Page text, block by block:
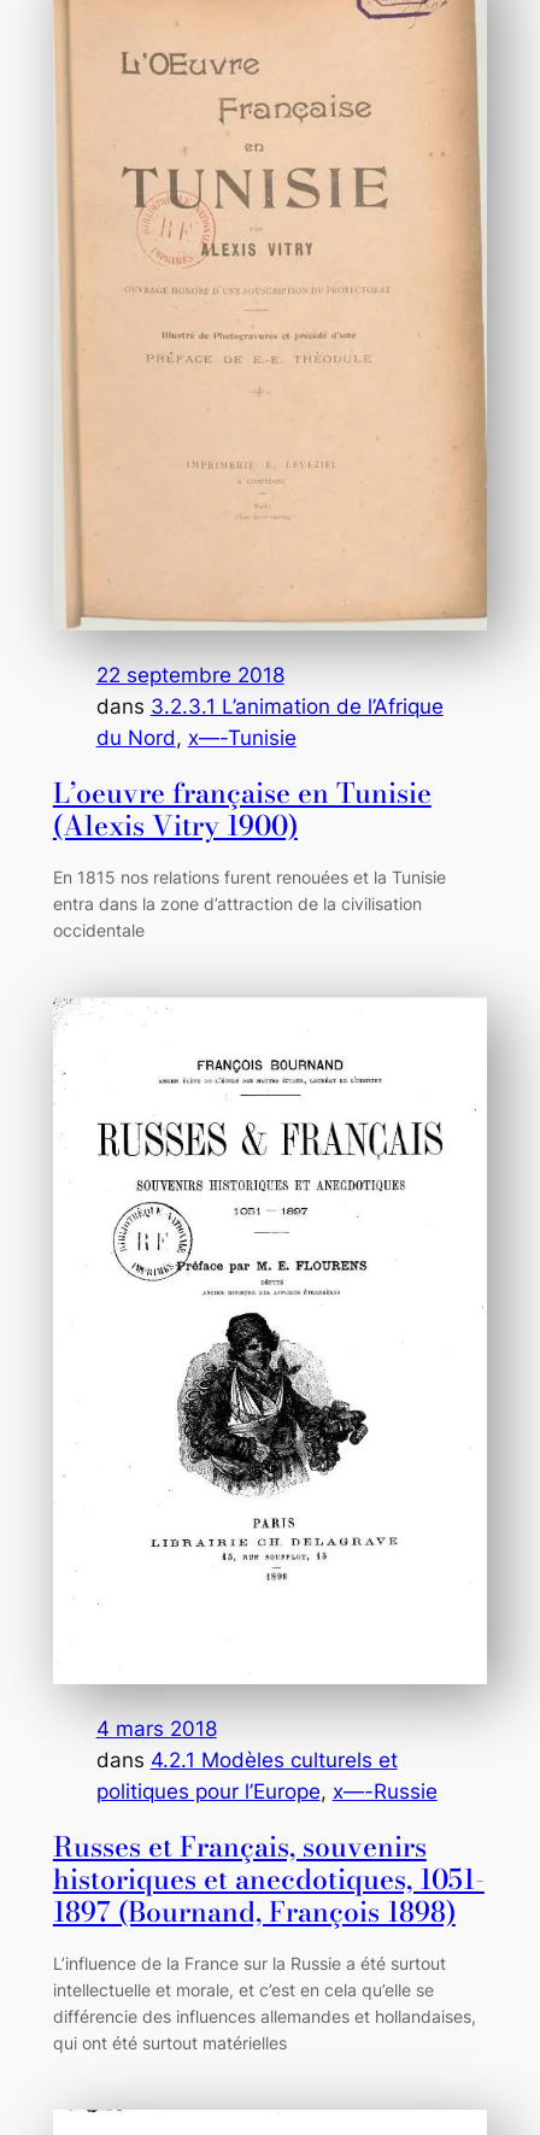
22 septembre 2018
dans 3.2.3.1 L’animation de l’Afrique
du Nord, x—-Tunisie
L’oeuvre française en Tunisie
(Alexis Vitry 1900)
En 1815 nos relations furent renouées et la Tunisie
entra dans la zone d’attraction de la civilisation
occidentale
4 mars 2018
dans 4.2.1 Modèles culturels et
politiques pour l’Europe, x—-Russie
Russes et Français, souvenirs
historiques et anecdotiques, 1051-
1897 (Bournand, François 1898)
L’influence de la France sur la Russie a été surtout
intellectuelle et morale, et c’est en cela qu’elle se
différencie des influences allemandes et hollandaises,
qui ont été surtout matérielles